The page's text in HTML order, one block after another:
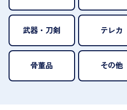
武器・刀剣 テレカ
骨董品 その他